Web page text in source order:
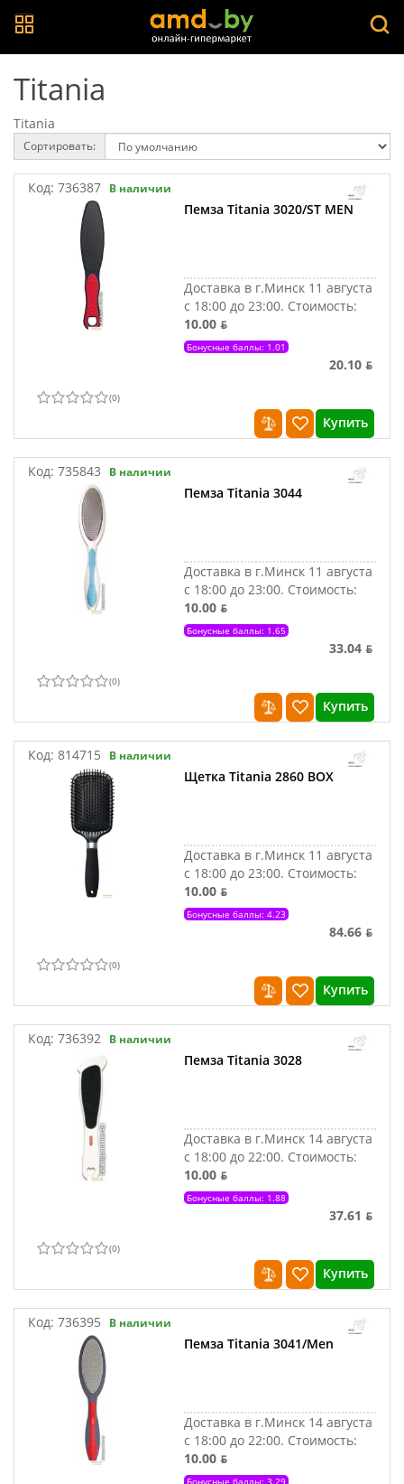
Titania
Titania
Сортировать:
Код: 736387 В наличии
Пемза Titania 3020/ST MEN
Доставка в г.Минск 11 августа
с 18:00 до 23:00. Стоимость:
10.00 ƃ
Бонусные баллы: 1.01
20.10 ƃ
(0)
Купить
Код: 735843 В наличии
Пемза Titania 3044
Доставка в г.Минск 11 августа
с 18:00 до 23:00. Стоимость:
10.00 ƃ
Бонусные баллы: 1.65
33.04 ƃ
(0)
Купить
Код: 814715 В наличии
Щетка Titania 2860 BOX
Доставка в г.Минск 11 августа
с 18:00 до 23:00. Стоимость:
10.00 ƃ
Бонусные баллы: 4.23
84.66 ƃ
(0)
Купить
Код: 736392 В наличии
Пемза Titania 3028
Доставка в г.Минск 14 августа
с 18:00 до 22:00. Стоимость:
10.00 ƃ
Бонусные баллы: 1.88
37.61 ƃ
(0)
Купить
Код: 736395 В наличии
Пемза Titania 3041/Men
Доставка в г.Минск 14 августа
с 18:00 до 22:00. Стоимость:
10.00 ƃ